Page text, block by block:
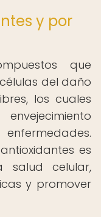
y por
que
del daño
los cuales
es
salud celular,
y promover